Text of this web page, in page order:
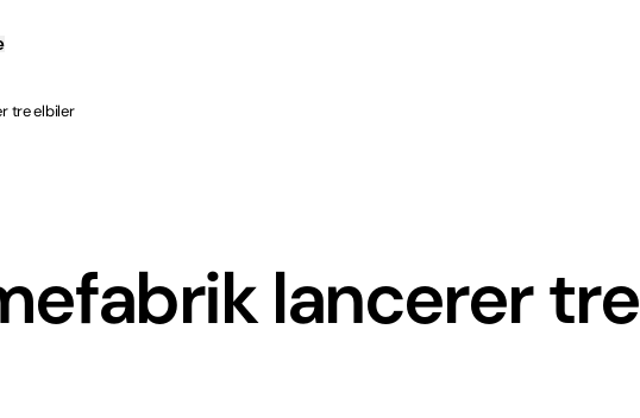
tre elbiler
lancerer tre